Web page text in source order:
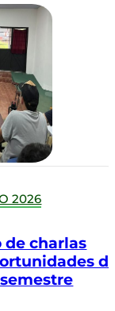
2026
de charlas